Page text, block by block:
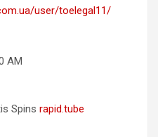
user/toelegal11/
AM
Spins rapid.tube